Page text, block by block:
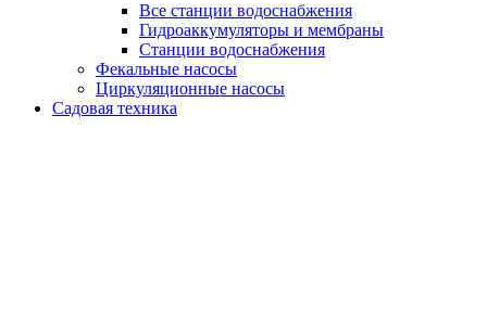
Все станции водоснабжения
Гидроаккумуляторы и мембраны
Станции водоснабжения
Фекальные насосы
Циркуляционные насосы
Садовая техника